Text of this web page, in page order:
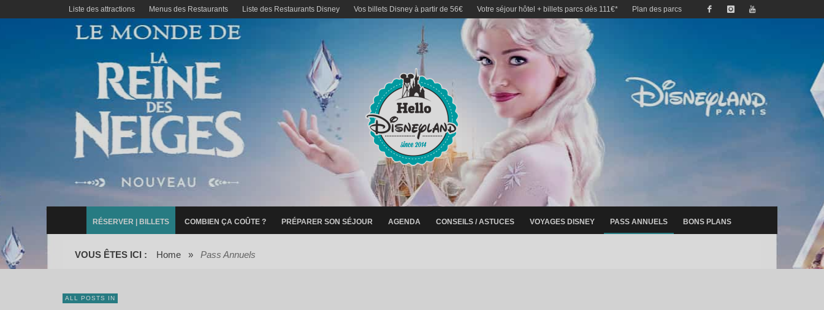
Liste des attractions Menus des Restaurants Liste des Restaurants Disney Vos billets Disney à partir de 56€ Votre séjour hôtel + billets parcs dès 111€* Plan des parcs
RÉSERVER | BILLETS COMBIEN ÇA COÛTE ? PRÉPARER SON SÉJOUR AGENDA CONSEILS / ASTUCES VOYAGES DISNEY PASS ANNUELS BONS PLANS
VOUS ÊTES ICI : Home » Pass Annuels
ALL POSTS IN